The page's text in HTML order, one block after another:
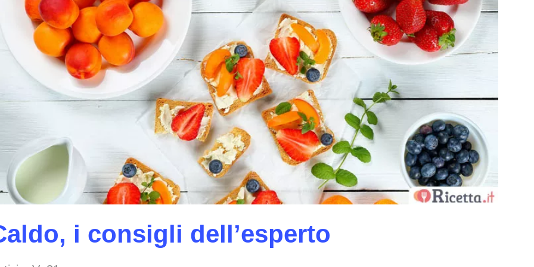
to search or ESC to close
i consigli dell’esperto